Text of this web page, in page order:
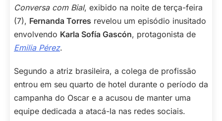
Conversa com Bial, exibido na noite de terça-feira
(7), Fernanda Torres revelou um episódio inusitado
envolvendo Karla Sofía Gascón, protagonista de
Emilia Pérez.
Segundo a atriz brasileira, a colega de profissão
entrou em seu quarto de hotel durante o período da
campanha do Oscar e a acusou de manter uma
equipe dedicada a atacá-la nas redes sociais.